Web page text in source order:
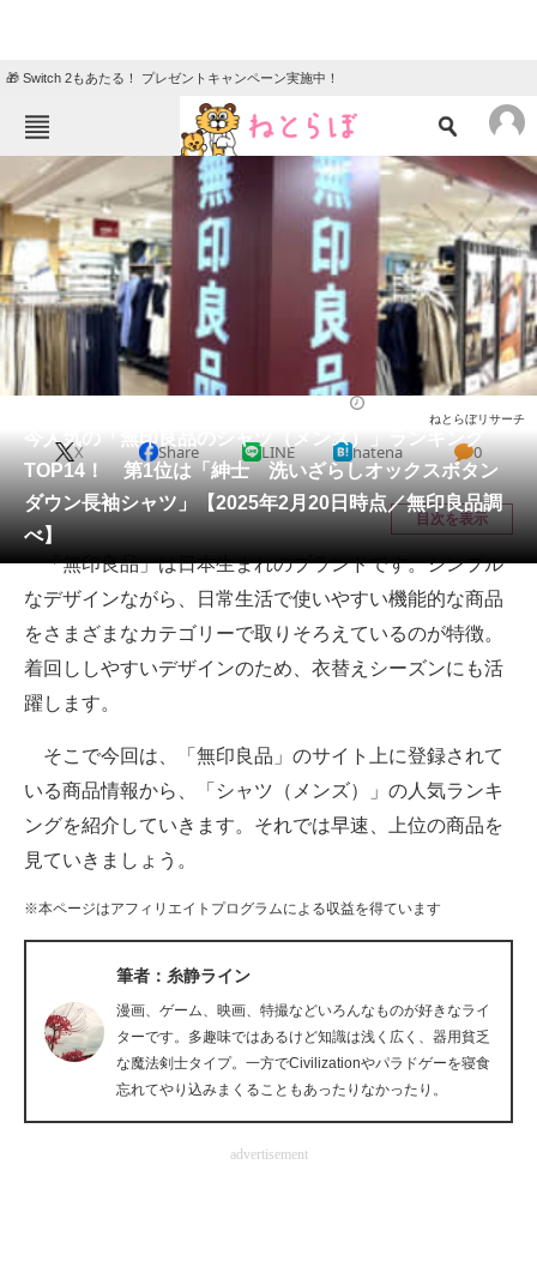
🎁 Switch 2もあたる！ プレゼントキャンペーン実施中！
ねとらぼメニュー
TOP ニュース
エンタメ
グルメ
住まい 教育・育児
動物 リサーチ
メディア
ITの今と未来を見通す
スマホと通信の最新トレンド
好きが集まる 比べて選べる
ビジネスと働き方のヒント
マーケ×ITの今がよく分かる
ITエンジニア向け専門サイト
IT製品の技術・比較・事例
今人気の「無印良品のシャツ（メンズ）」ランキング
TOP14！ 第1位は「紳士 洗いざらしオックスボタン
ダウン長袖シャツ」【2025年2月20日時点／無印良品調
べ】
ねとらぼリサーチ
X Share LINE hatena 0
目次を表示
「無印良品」は日本生まれのブランドです。シンプル
なデザインながら、日常生活で使いやすい機能的な商品
をさまざまなカテゴリーで取りそろえているのが特徴。
着回ししやすいデザインのため、衣替えシーズンにも活
躍します。
そこで今回は、「無印良品」のサイト上に登録されて
いる商品情報から、「シャツ（メンズ）」の人気ランキ
ングを紹介していきます。それでは早速、上位の商品を
見ていきましょう。
※本ページはアフィリエイトプログラムによる収益を得ています
筆者：糸静ライン
漫画、ゲーム、映画、特撮などいろんなものが好きなライ
ターです。多趣味ではあるけど知識は浅く広く、器用貧乏
な魔法剣士タイプ。一方でCivilizationやパラドゲーを寝食
忘れてやり込みまくることもあったりなかったり。
advertisement